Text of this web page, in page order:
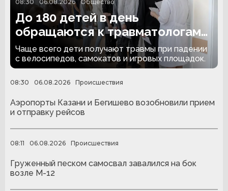
08:30 06.08.2026 Общество
До 180 детей в день
обращаются к травматологам
из-за летних травм
Чаще всего дети получают травмы при падении
с велосипедов, самокатов и игровых площадок.
08:30 06.08.2026 Происшествия
Аэропорты Казани и Бегишево возобновили прием
и отправку рейсов
08:11 06.08.2026 Происшествия
Груженный песком самосвал завалился на бок
возле М-12